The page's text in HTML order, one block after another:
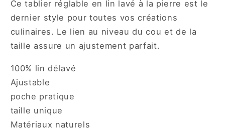
Ce tablier réglable en lin lavé à la pierre est le
dernier style pour toutes vos créations
culinaires. Le lien au niveau du cou et de la
taille assure un ajustement parfait.
100% lin délavé
Ajustable
poche pratique
taille unique
Matériaux naturels